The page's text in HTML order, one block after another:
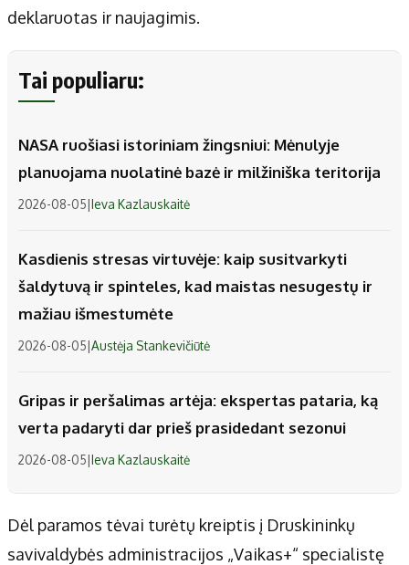
deklaruotas ir naujagimis.
Tai populiaru:
NASA ruošiasi istoriniam žingsniui: Mėnulyje
planuojama nuolatinė bazė ir milžiniška teritorija
2026-08-05|Ieva Kazlauskaitė
Kasdienis stresas virtuvėje: kaip susitvarkyti
šaldytuvą ir spinteles, kad maistas nesugestų ir
mažiau išmestumėte
2026-08-05|Austėja Stankevičiūtė
Gripas ir peršalimas artėja: ekspertas pataria, ką
verta padaryti dar prieš prasidedant sezonui
2026-08-05|Ieva Kazlauskaitė
Dėl paramos tėvai turėtų kreiptis į Druskininkų
savivaldybės administracijos „Vaikas+“ specialistę